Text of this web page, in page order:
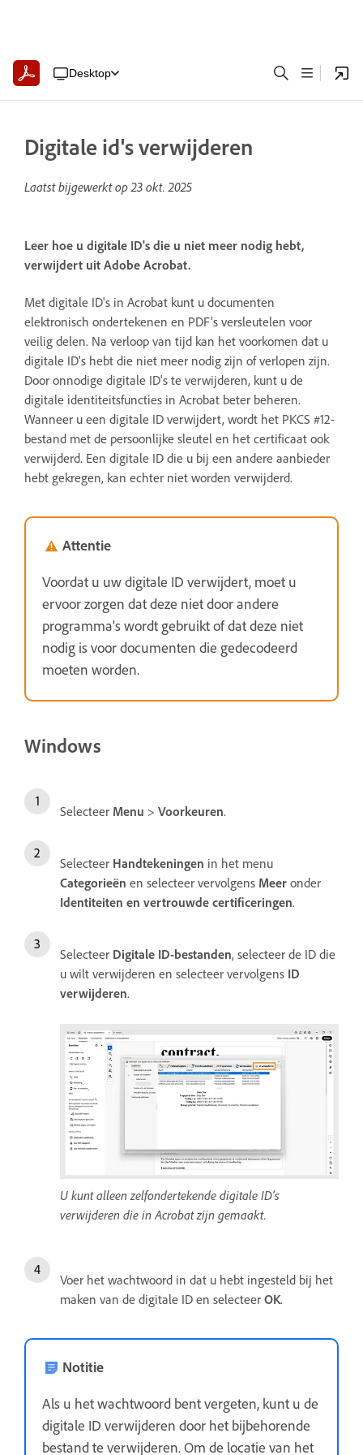
Desktop
Digitale id's verwijderen
Laatst bijgewerkt op23 okt. 2025
Leer hoe u digitale ID's die u niet meer nodig hebt,
verwijdert uit Adobe Acrobat.
Met digitale ID's in Acrobat kunt u documenten
elektronisch ondertekenen en PDF's versleutelen voor
veilig delen. Na verloop van tijd kan het voorkomen dat u
digitale ID's hebt die niet meer nodig zijn of verlopen zijn.
Door onnodige digitale ID's te verwijderen, kunt u de
digitale identiteitsfuncties in Acrobat beter beheren.
Wanneer u een digitale ID verwijdert, wordt het PKCS #12-
bestand met de persoonlijke sleutel en het certificaat ook
verwijderd. Een digitale ID die u bij een andere aanbieder
hebt gekregen, kan echter niet worden verwijderd.
Attentie
Voordat u uw digitale ID verwijdert, moet u
ervoor zorgen dat deze niet door andere
programma's wordt gebruikt of dat deze niet
nodig is voor documenten die gedecodeerd
moeten worden.
Windows
Selecteer Menu > Voorkeuren.
Selecteer Handtekeningen in het menu
Categorieën en selecteer vervolgens Meer onder
Identiteiten en vertrouwde certificeringen.
Selecteer Digitale ID-bestanden, selecteer de ID die
u wilt verwijderen en selecteer vervolgens ID
verwijderen.
U kunt alleen zelfondertekende digitale ID's
verwijderen die in Acrobat zijn gemaakt.
Voer het wachtwoord in dat u hebt ingesteld bij het
maken van de digitale ID en selecteer OK.
Notitie
Als u het wachtwoord bent vergeten, kunt u de
digitale ID verwijderen door het bijbehorende
bestand te verwijderen. Om de locatie van het